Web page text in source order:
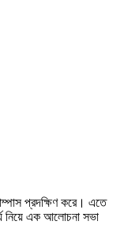
প্রদক্ষিণ করে। এতে
নিয়ে এক আলোচনা সভা